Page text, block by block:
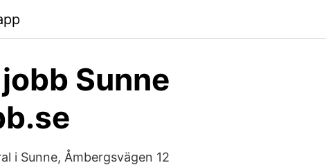
Sunne
i Sunne, Åmbergsvägen 12